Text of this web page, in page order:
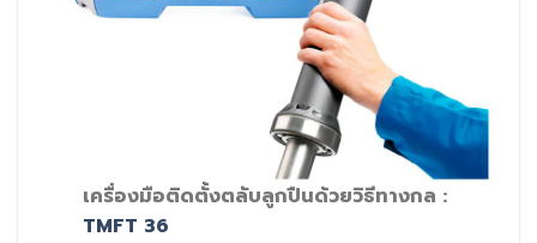
เครื่องมือติดตั้งตลับลูกปืนด้วยวิธีทางกล :
TMFT 36